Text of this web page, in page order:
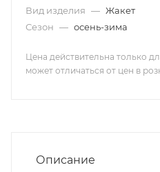
Вид изделия — Жакет
Сезон — осень-зима
Цена действительна только
может отличаться от цен в
Описание